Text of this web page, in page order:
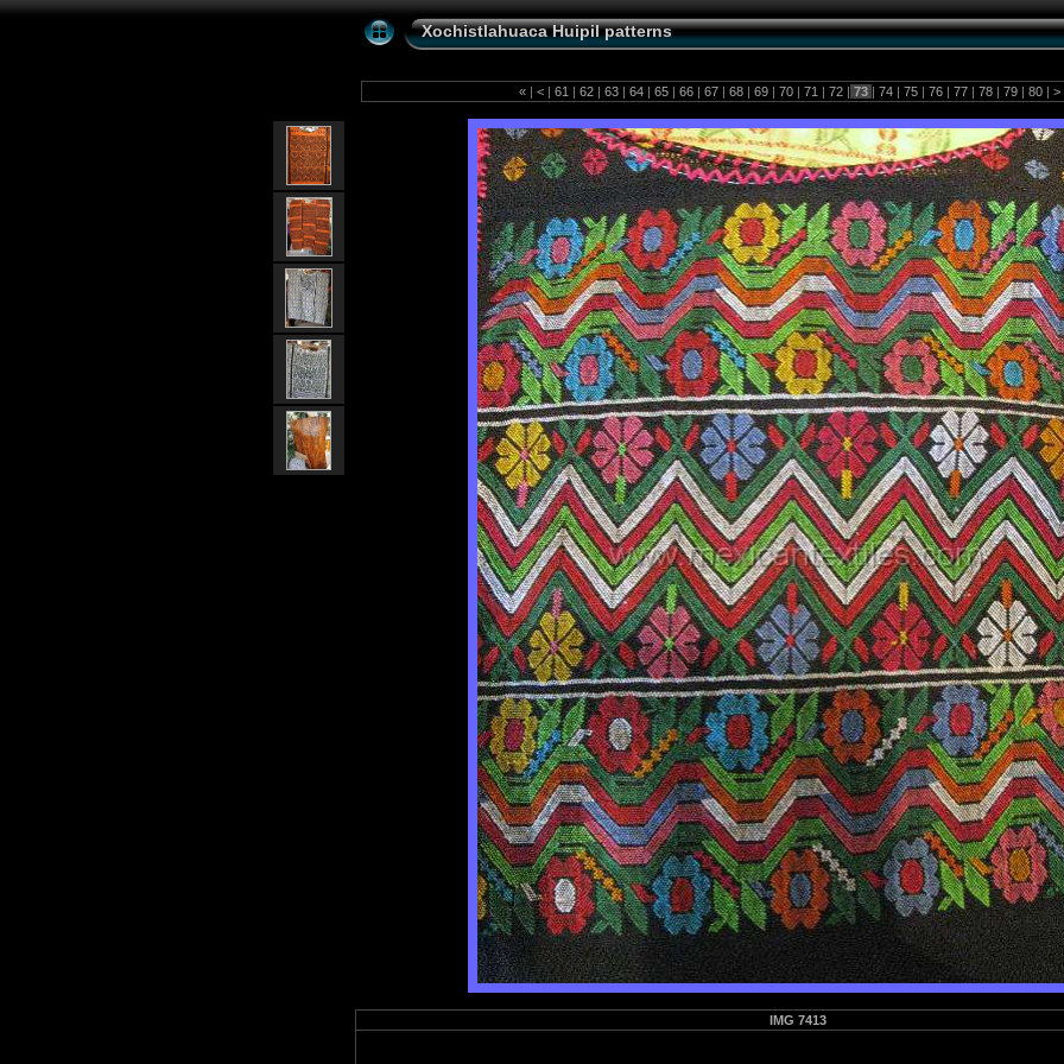
Xochistlahuaca Huipil patterns
« | < | 61 | 62 | 63 | 64 | 65 | 66 | 67 | 68 | 69 | 70 | 71 | 72 | 73 | 74 | 75 | 76 | 77 | 78 | 79 | 80 | >
IMG 7413